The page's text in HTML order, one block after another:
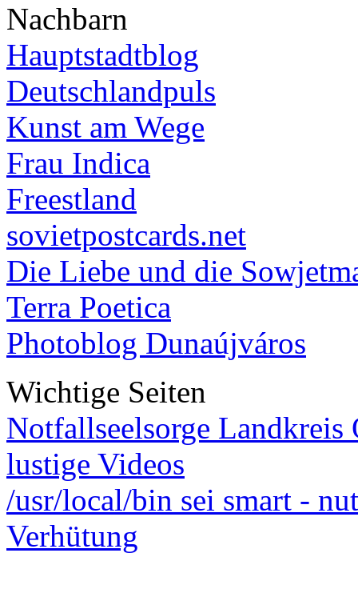
Nachbarn
Hauptstadtblog
Deutschlandpuls
Kunst am Wege
Frau Indica
Freestland
sovietpostcards.net
Die Liebe und die
Terra Poetica
Photoblog Dunaújváros
Wichtige Seiten
Notfallseelsorge Landkreis
lustige Videos
/usr/local/bin sei smart -
Verhütung